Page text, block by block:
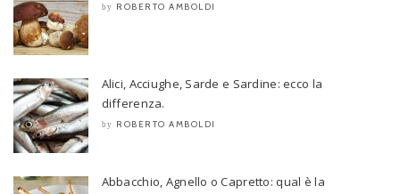
by ROBERTO AMBOLDI
Alici, Acciughe, Sarde e Sardine: ecco la
differenza.
by ROBERTO AMBOLDI
Abbacchio, Agnello o Capretto: qual è la